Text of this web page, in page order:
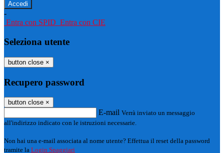
-
Entra con SPID Entra con CIE
Seleziona utente
button close ×
Recupero password
button close ×
E-mail Verrà inviato un messaggio
all'indirizzo indicato con le istruzioni necessarie.
Non hai una e-mail associata al nome utente? Effettua il reset della password
tramite la Login Spaggiari